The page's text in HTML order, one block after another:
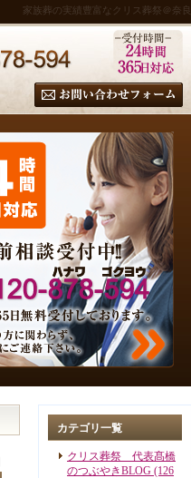
家族葬の実績豊富なクリス葬祭＠奈良
カテゴリ一覧
クリス葬祭 代表髙橋
のつぶやきBLOG (126